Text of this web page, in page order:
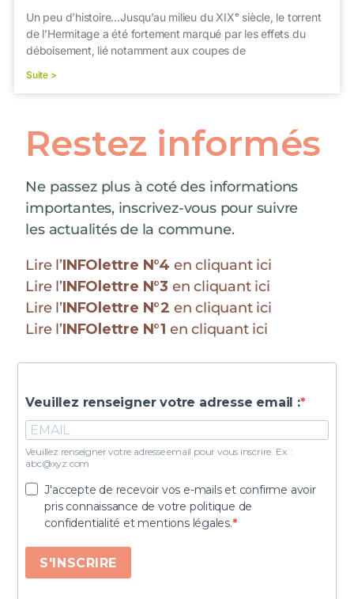
Un peu d’histoire…Jusqu’au milieu du XIXᵉ siècle, le torrent
de l’Hermitage a été fortement marqué par les effets du
déboisement, lié notamment aux coupes de
Suite >
Restez informés
Ne passez plus à coté des informations
importantes, inscrivez-vous pour suivre
les actualités de la commune.
Lire l’INFOlettre N°4 en cliquant ici
Lire l’INFOlettre N°3 en cliquant ici
Lire l’INFOlettre N°2 en cliquant ici
Lire l’INFOlettre N°1 en cliquant ici
Veuillez renseigner votre adresse email :
Veuillez renseigner votre adresse email pour vous inscrire. Ex. :
abc@xyz.com
J'accepte de recevoir vos e-mails et confirme avoir
pris connaissance de votre politique de
confidentialité et mentions légales.
S'INSCRIRE